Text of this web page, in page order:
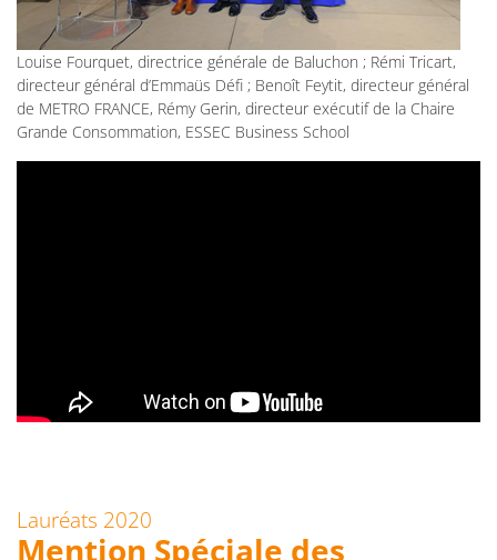
Louise Fourquet, directrice générale de Baluchon ; Rémi Tricart,
directeur général d’Emmaüs Défi ; Benoît Feytit, directeur général
de METRO FRANCE, Rémy Gerin, directeur exécutif de la Chaire
Grande Consommation, ESSEC Business School
Lauréats 2020
Mention Spéciale des